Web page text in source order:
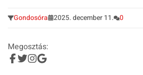
Gondosóra 2025. december 11. 0
Megosztás: